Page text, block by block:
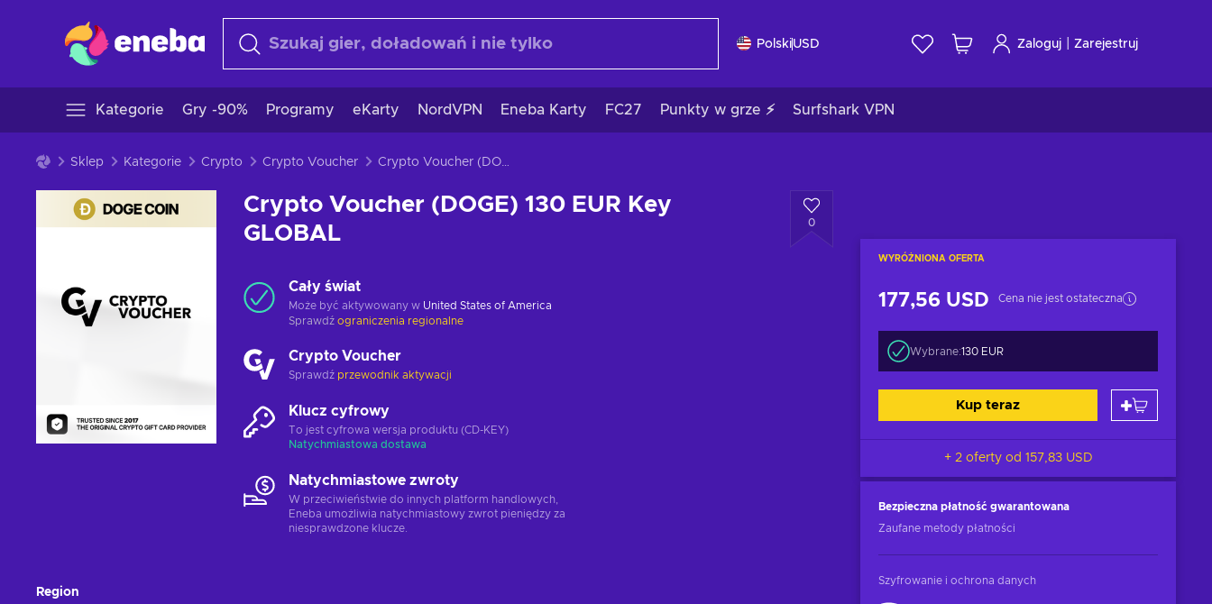
PolskiUSD Zaloguj Zarejestruj
Kategorie Gry -90% Programy eKarty NordVPN Eneba Karty FC27 Punkty w grze ⚡ Surfshark VPN
Sklep Kategorie Crypto Crypto Voucher Crypto Voucher (DOGE) 130 EUR Key GLOBAL
Crypto Voucher (DOGE) 130 EUR Key
GLOBAL
0
WYRÓŻNIONA OFERTA
177,56 USD Cena nie jest ostateczna
Wybrane:130 EUR
Kup teraz
+ 2 oferty od 157,83 USD
Bezpieczna płatność gwarantowana
Zaufane metody płatności
Szyfrowanie i ochrona danych
Cały świat
Może być aktywowany w United States of America
Sprawdź ograniczenia regionalne
Crypto Voucher
Sprawdź przewodnik aktywacji
Klucz cyfrowy
To jest cyfrowa wersja produktu (CD-KEY)
Natychmiastowa dostawa
Natychmiastowe zwroty
W przeciwieństwie do innych platform handlowych,
Eneba umożliwia natychmiastowy zwrot pieniędzy za
niesprawdzone klucze.
Region